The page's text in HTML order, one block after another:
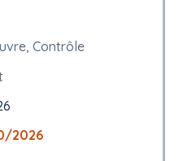
Contrôle
2026